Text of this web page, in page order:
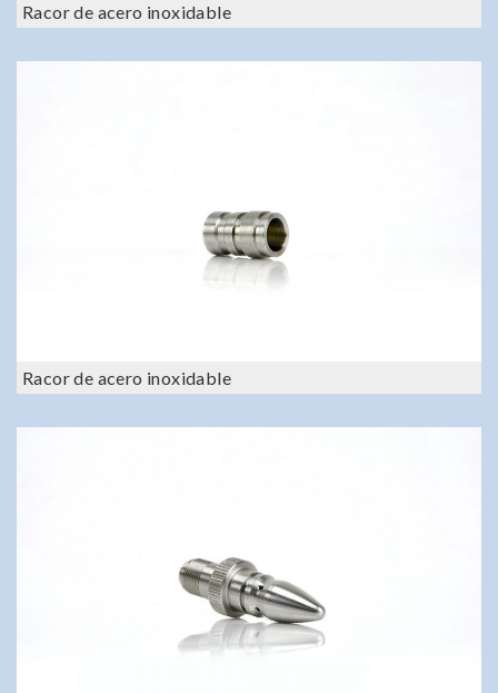
Racor de acero inoxidable
Racor de acero inoxidable